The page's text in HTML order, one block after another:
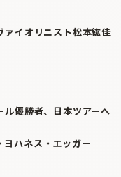
ァイオリニスト松本紘佳
優勝者、日本ツアーへ
ハネス・エッガー